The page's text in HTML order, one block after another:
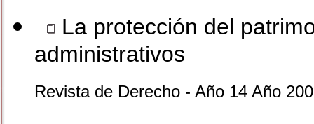
La protección del
administrativos
Revista de Derecho - Año 14 Año